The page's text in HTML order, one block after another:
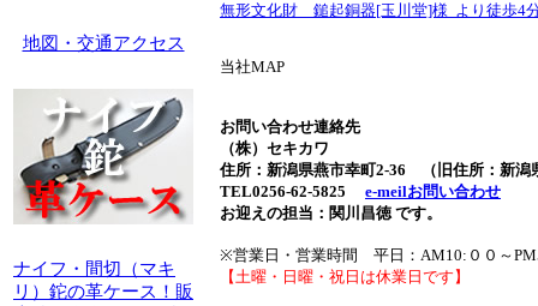
地図・交通アクセス
ナイフ・間切（マキ
リ）鉈の革ケース！販
無形文化財 鎚起銅器[玉川堂]様 より徒歩4
当社MAP
お問い合わせ連絡先
（株）セキカワ
住所：新潟県燕市幸町2-36 （旧住所：新
TEL0256-62-5825 e-meilお問い合わせ
お迎えの担当：関川昌徳 です。
※営業日・営業時間 平日：AM10:００～
【土曜・日曜・祝日は休業日です】